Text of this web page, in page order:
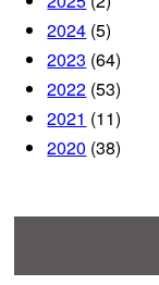
2024 (5)
2023 (64)
2022 (53)
2021 (11)
2020 (38)